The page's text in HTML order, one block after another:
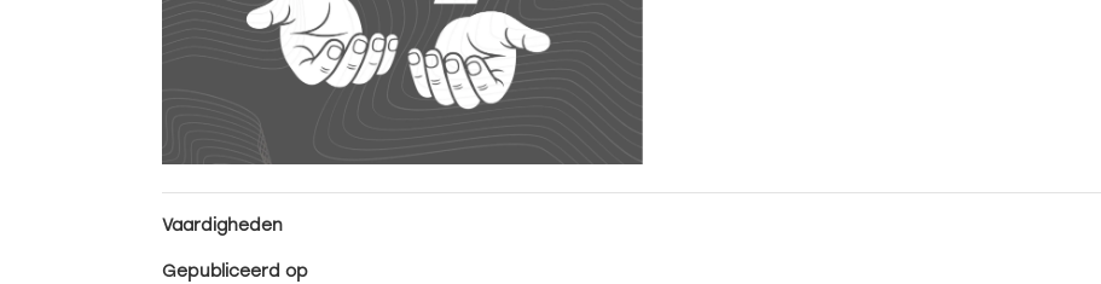
Vaardigheden
Gepubliceerd op